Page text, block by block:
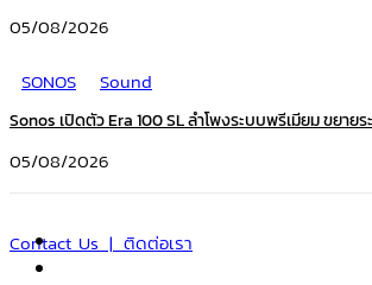
05/08/2026
SONOS
Sound
Sonos เปิดตัว Era 100 SL ลำโพงระบบพรีเมียม ขยาย
05/08/2026
Contact Us | ติดต่อเรา